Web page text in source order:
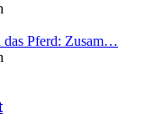
das Pferd: Zusam…